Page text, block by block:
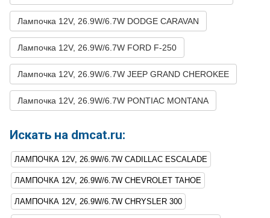
42 CHRYSLER 300 2007 V8 6.1L - (300С)
43 CHRYSLER 300 2006 V6 2.7L - (300С)
44 CHRYSLER 300 2006
47 CHRYSLER 300 2005 V6 2.7L - (300С)
48 CHRYSLER 300
49 CHRYSLER 300 2005 V8 5.7L - (300С)
50 CHRYSLER 300 2005 V8 6.1L - (300С)
51 CHRYSLER PT CRUISER 2010 L4 2.0L
52 CHRYSLER PT CRUISER 2010 L4 2.4L
Лампочка 12V, 26.9W/6.7W DODGE CARAVAN
Лампочка 12V, 26.9W/6.7W FORD F-250
Лампочка 12V, 26.9W/6.7W JEEP GRAND CHEROKEE
Лампочка 12V, 26.9W/6.7W PONTIAC MONTANA
Искать на dmcat.ru:
ЛАМПОЧКА 12V, 26.9W/6.7W CADILLAC ESCALADE
ЛАМПОЧКА 12V, 26.9W/6.7W CHEVROLET TAHOE
ЛАМПОЧКА 12V, 26.9W/6.7W CHRYSLER 300